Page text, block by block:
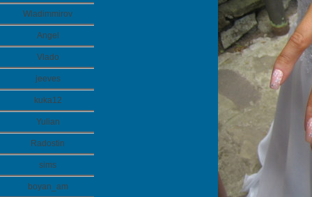
Wladimmirov
Angel
Vlado
jeeves
kuka12
Yulian
Radostin
sims
boyan_am